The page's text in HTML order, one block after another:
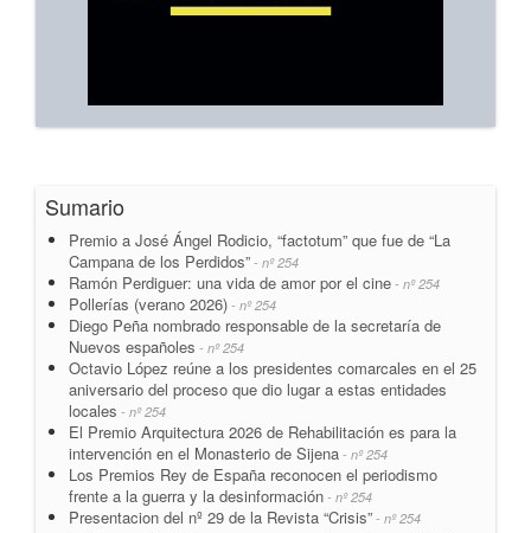
Sumario
Premio a José Ángel Rodicio, “factotum” que fue de “La
Campana de los Perdidos” - nº 254
Ramón Perdiguer: una vida de amor por el cine - nº 254
Pollerías (verano 2026) - nº 254
Diego Peña nombrado responsable de la secretaría de
Nuevos españoles - nº 254
Octavio López reúne a los presidentes comarcales en el 25
aniversario del proceso que dio lugar a estas entidades
locales - nº 254
El Premio Arquitectura 2026 de Rehabilitación es para la
intervención en el Monasterio de Sijena - nº 254
Los Premios Rey de España reconocen el periodismo
frente a la guerra y la desinformación - nº 254
Presentacion del nº 29 de la Revista “Crisis” - nº 254